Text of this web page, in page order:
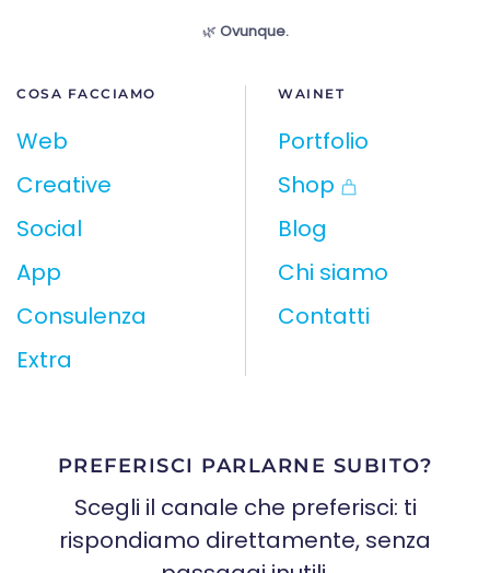
🌿 Ovunque.
COSA FACCIAMO
Web
Creative
Social
App
Consulenza
Extra
WAINET
Portfolio
Shop
Blog
Chi siamo
Contatti
PREFERISCI PARLARNE SUBITO?
Scegli il canale che preferisci: ti
rispondiamo direttamente, senza